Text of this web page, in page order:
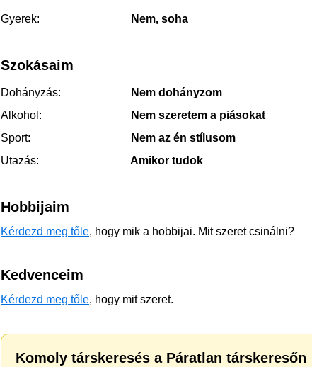
Gyerek: Nem, soha
Szokásaim
Dohányzás:
Nem dohányzom
Alkohol:
Nem szeretem a piásokat
Sport:
Nem az én stílusom
Utazás:
Amikor tudok
Hobbijaim
Kérdezd meg tőle, hogy mik a hobbijai. Mit szeret csinálni?
Kedvenceim
Kérdezd meg tőle, hogy mit szeret.
Komoly társkeresés a Páratlan társkeresőn